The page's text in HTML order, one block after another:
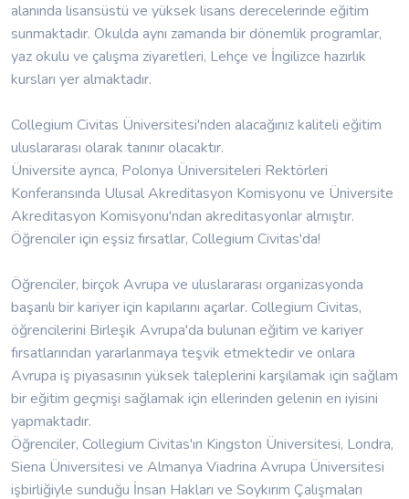
alanında lisansüstü ve yüksek lisans derecelerinde eğitim
sunmaktadır. Okulda aynı zamanda bir dönemlik programlar,
yaz okulu ve çalışma ziyaretleri, Lehçe ve İngilizce hazırlık
kursları yer almaktadır.
Collegium Civitas Üniversitesi'nden alacağınız kaliteli eğitim
uluslararası olarak tanınır olacaktır.
Üniversite ayrıca, Polonya Üniversiteleri Rektörleri
Konferansında Ulusal Akreditasyon Komisyonu ve Üniversite
Akreditasyon Komisyonu'ndan akreditasyonlar almıştır.
Öğrenciler için eşsiz fırsatlar, Collegium Civitas'da!
Öğrenciler, birçok Avrupa ve uluslararası organizasyonda
başarılı bir kariyer için kapılarını açarlar. Collegium Civitas,
öğrencilerini Birleşik Avrupa'da bulunan eğitim ve kariyer
fırsatlarından yararlanmaya teşvik etmektedir ve onlara
Avrupa iş piyasasının yüksek taleplerini karşılamak için sağlam
bir eğitim geçmişi sağlamak için ellerinden gelenin en iyisini
yapmaktadır.
Öğrenciler, Collegium Civitas'ın Kingston Üniversitesi, Londra,
Siena Üniversitesi ve Almanya Viadrina Avrupa Üniversitesi
işbirliğiyle sunduğu İnsan Hakları ve Soykırım Çalışmaları